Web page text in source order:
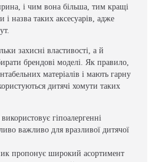
і чим вона більша, тим кращі
і назва таких аксесуарів, адже
захисні властивості, а й
брендові моделі. Як правило,
матеріалів і мають гарну
дитячі хомути таких
гіпоалергенні
важливо для вразливої дитячої
пропонує широкий асортимент